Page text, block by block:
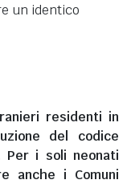
un identico
residenti in
del codice
Per i soli neonati
anche i Comuni